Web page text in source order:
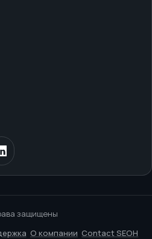
защищены
О компании Contact SEOH